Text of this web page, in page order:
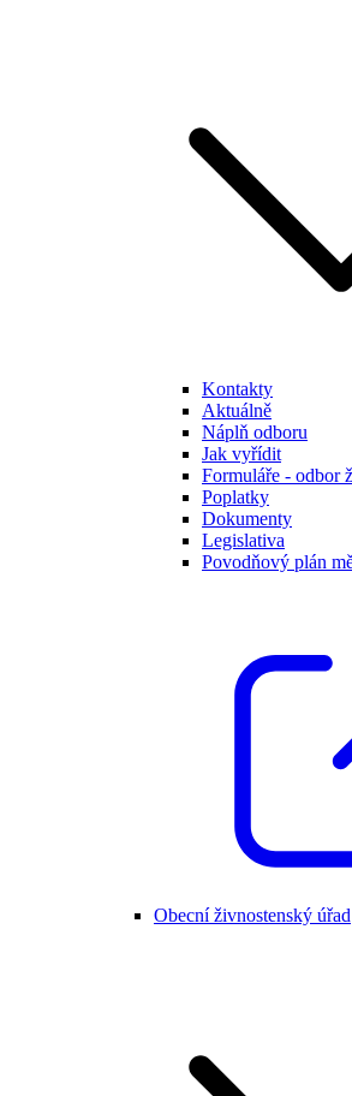
Kontakty
Aktuálně
Náplň odboru
Jak vyřídit
Formuláře - odbor
Poplatky
Dokumenty
Legislativa
Povodňový plán
Obecní živnostenský úřad